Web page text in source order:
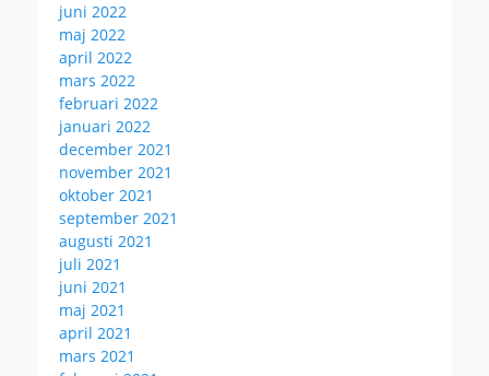
juni 2022
maj 2022
april 2022
mars 2022
februari 2022
januari 2022
december 2021
november 2021
oktober 2021
september 2021
augusti 2021
juli 2021
juni 2021
maj 2021
april 2021
mars 2021